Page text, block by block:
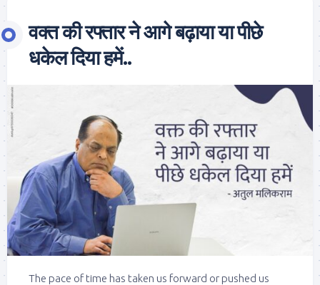
वक्त की रफ्तार ने आगे बढ़ाया या पीछे
धकेल दिया हमें..
The pace of time has taken us forward or pushed us